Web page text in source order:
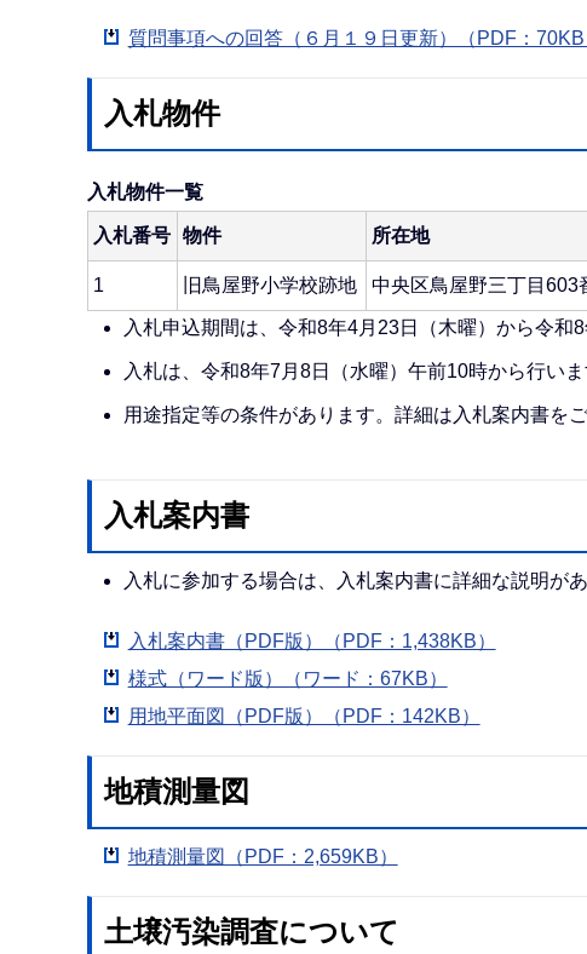
質問事項への回答（６月１９日更新）（PDF：70KB
入札物件
入札物件一覧
入札番号 物件 所在地
1 旧鳥屋野小学校跡地 中央区鳥屋野三丁目603
入札申込期間は、令和8年4月23日（木曜）から令和
入札は、令和8年7月8日（水曜）午前10時から行いま
用途指定等の条件があります。詳細は入札案内書を
入札案内書
入札に参加する場合は、入札案内書に詳細な説明が
入札案内書（PDF版）（PDF：1,438KB）
様式（ワード版）（ワード：67KB）
用地平面図（PDF版）（PDF：142KB）
地積測量図
地積測量図（PDF：2,659KB）
土壌汚染調査について